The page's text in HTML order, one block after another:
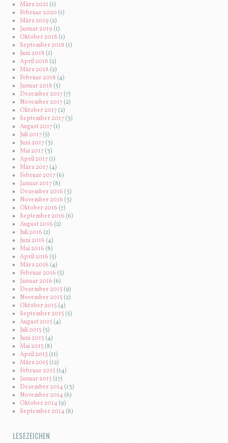
März 2021 (1)
Februar 2020 (1)
März 2019 (2)
Januar 2019 (1)
Oktober 2018(1)
September 2018 (1)
Juni 2018 (1)
April 2018(2)
März 2018 (2)
Februar 2018 (4)
Januar 2018 (5)
Dezember 2017(7)
November 2017(2)
Oktober 2017(2)
September 2017(3)
August 2017(1)
Juli 2017(5)
Juni 2017(3)
Mai 2017(3)
April 2017(1)
März 2017(4)
Februar 2017(6)
Januar 2017(8)
Dezember 2016 (3)
November 2016 (3)
Oktober 2016(7)
September 2016 (6)
August 2016 (2)
Juli 2016(2)
Juni 2016 (4)
Mai 2016 (8)
April 2016(5)
März 2016 (4)
Februar 2016 (5)
Januar 2016 (6)
Dezember 2015 (9)
November 2015 (2)
Oktober 2015 (4)
September 2015 (5)
August 2015 (4)
Juli 2015 (5)
Juni 2015 (4)
Mai 2015 (8)
April 2015 (11)
März 2015(12)
Februar 2015 (14)
Januar 2015 (17)
Dezember 2014(13)
November 2014(6)
Oktober 2014(9)
September 2014(8)
LESEZEICHEN